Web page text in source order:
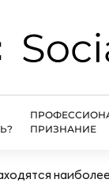
ПРИЗНАНИЕ